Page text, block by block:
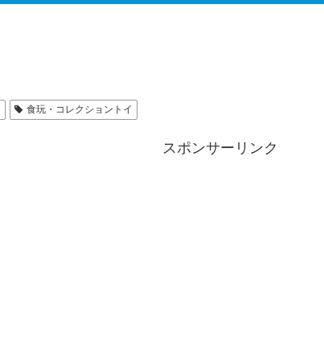
食玩・コレクショントイ
スポンサーリンク